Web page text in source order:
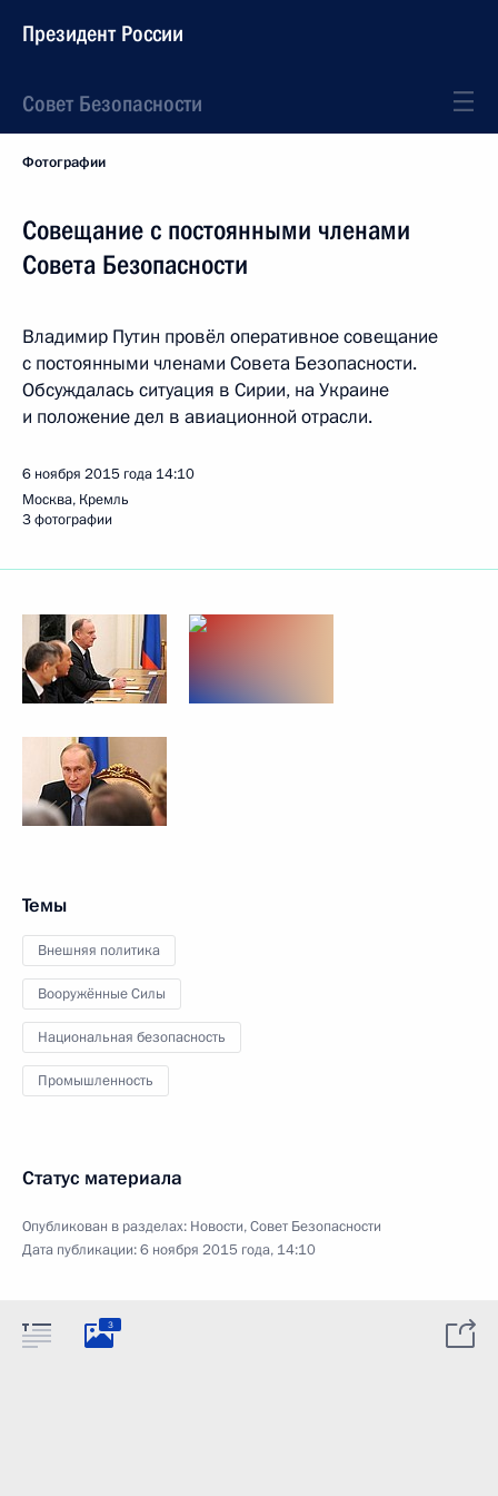
Президент России
Совет Безопасности
Фотографии
Совещание с постоянными членами
Совета Безопасности
Владимир Путин провёл оперативное совещание
с постоянными членами Совета Безопасности.
Обсуждалась ситуация в Сирии, на Украине
и положение дел в авиационной отрасли.
6 ноября 2015 года 14:10
Москва, Кремль
3 фотографии
Темы
Внешняя политика
Вооружённые Силы
Национальная безопасность
Промышленность
Статус материала
Опубликован в разделах: Новости,Совет Безопасности
Дата публикации:6 ноября 2015 года, 14:10
3